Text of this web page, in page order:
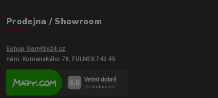
Prodejna / Showroom
Eshop Garnýže24.cz
nám. Komenského 78, FULNEK 742 45